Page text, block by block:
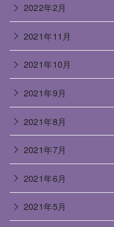
2022年2月
2021年11月
2021年10月
2021年9月
2021年8月
2021年7月
2021年6月
2021年5月